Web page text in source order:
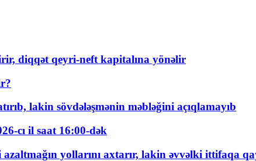
diqqət qeyri-neft kapitalına yönəlir
lakin sövdələşmənin məbləğini açıqlamayıb
cı il saat 16:00-dək
yollarını axtarır, lakin əvvəlki ittifaqa